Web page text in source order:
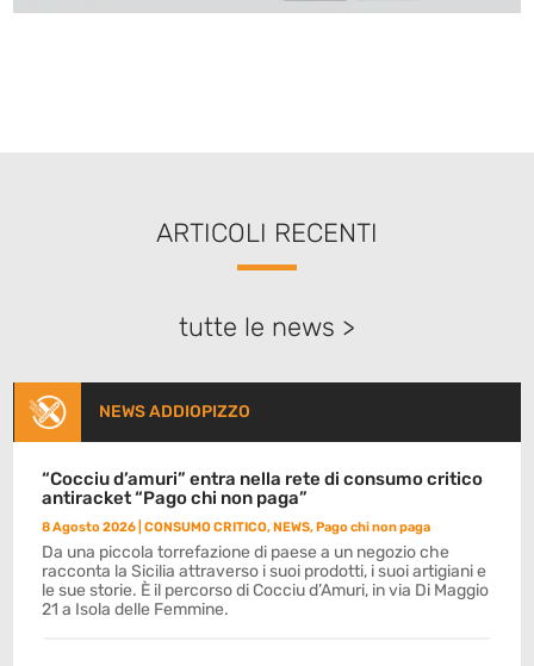
ARTICOLI RECENTI
tutte le news >
NEWS ADDIOPIZZO
“Cocciu d’amuri” entra nella rete di consumo critico
antiracket “Pago chi non paga”
8 Agosto 2026 |CONSUMO CRITICO,NEWS,Pago chi non paga
Da una piccola torrefazione di paese a un negozio che
racconta la Sicilia attraverso i suoi prodotti, i suoi artigiani e
le sue storie. È il percorso di Cocciu d’Amuri, in via Di Maggio
21 a Isola delle Femmine.